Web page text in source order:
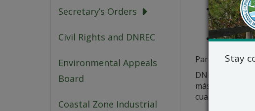
Secretary’s Orders
Civil Rights and DNREC
Environmental Appeals
Board
Coastal Zone Industrial
Miércoles,
en Lukens
Jueves, 26
Para obtener
DNREC
más
cualquiera de
Stay